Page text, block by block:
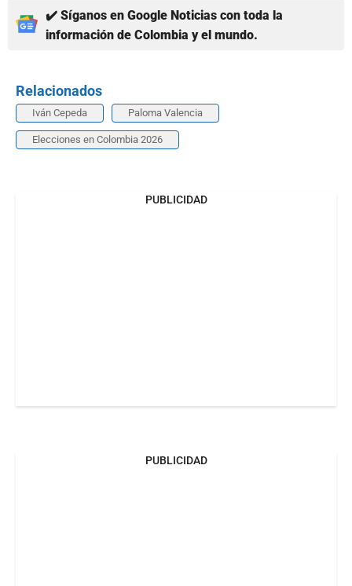
✔️ Síganos en Google Noticias con toda la
información de Colombia y el mundo.
Relacionados
Iván Cepeda Paloma Valencia
Elecciones en Colombia 2026
PUBLICIDAD
PUBLICIDAD